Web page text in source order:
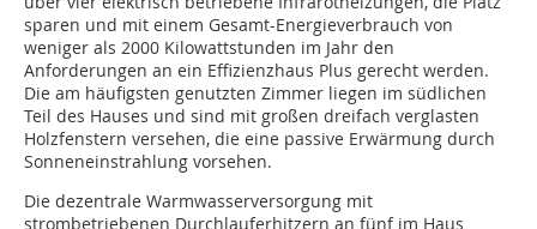
sparen und mit einem Gesamt-Energieverbrauch von
weniger als 2000 Kilowattstunden im Jahr den
Anforderungen an ein Effizienzhaus Plus gerecht werden.
Die am häufigsten genutzten Zimmer liegen im südlichen
Teil des Hauses und sind mit großen dreifach verglasten
Holzfenstern versehen, die eine passive Erwärmung durch
Sonneneinstrahlung vorsehen.
Die dezentrale Warmwasserversorgung mit
strombetriebenen Durchlauferhitzern an fünf im Haus